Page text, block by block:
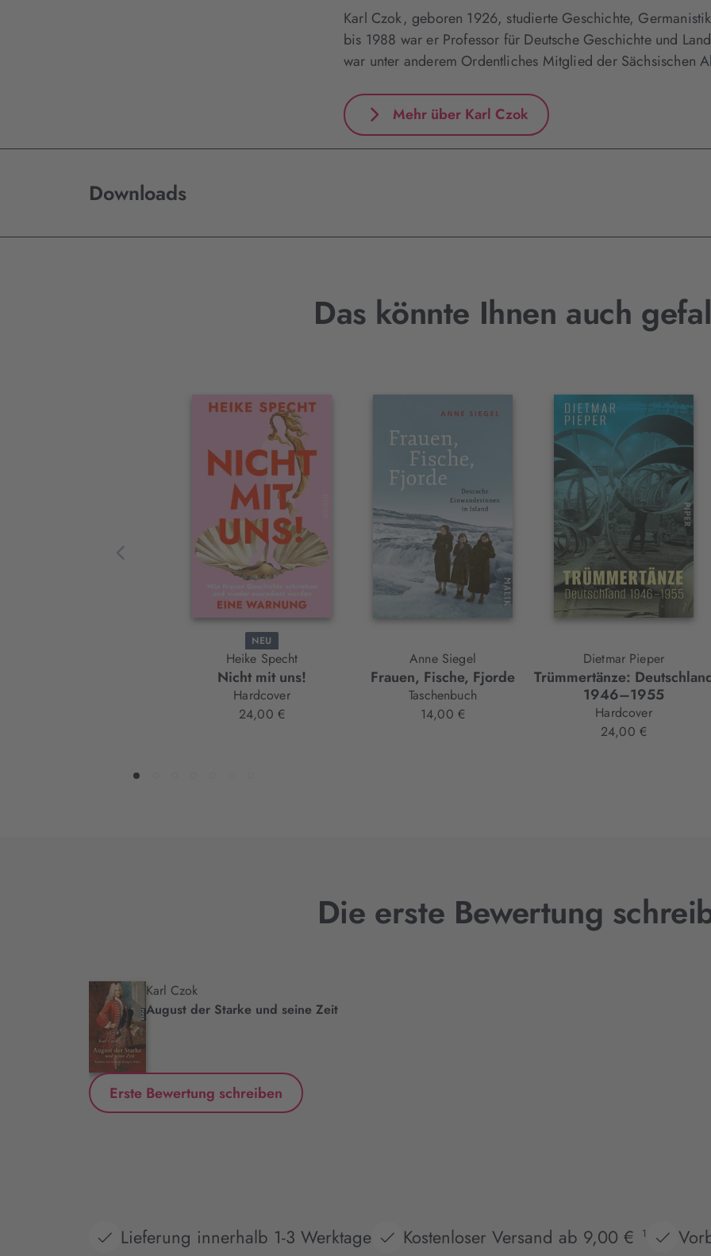
Karl Czok, geboren 1926, studierte Geschichte,
bis 1988 war er Professor für Deutsche Geschichte und
war unter anderem Ordentliches Mitglied der Sächsischen
Mehr über Karl Czok
Downloads
Das könnte Ihnen auch
Interaktives
NEU
Heike Specht
Nicht mit uns!
Hardcover
24,00 €
Anne Siegel
Frauen, Fische, Fjorde
Taschenbuch
14,00 €
Dietmar Pieper
Trümmertänze:
1946–1955
Hardcover
24,00 €
Die erste Bewertung
Karl Czok
August der Starke und seine Zeit.
Erste Bewertung schreiben
Lieferung innerhalb 1-3 Werktage Kostenloser Versand ab 9,00 € 1